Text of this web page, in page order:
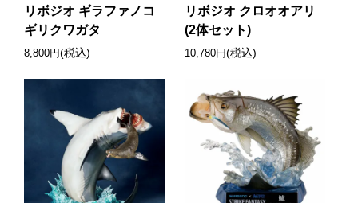
リボジオ ギラファノコ
ギリクワガタ
8,800円(税込)
リボジオ クロオオアリ
(2体セット)
10,780円(税込)